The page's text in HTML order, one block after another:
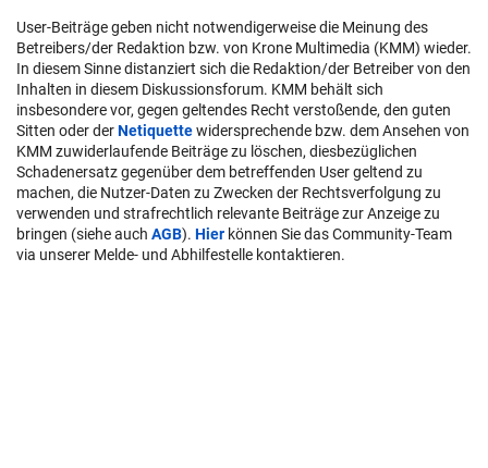
User-Beiträge geben nicht notwendigerweise die Meinung des
Betreibers/der Redaktion bzw. von Krone Multimedia (KMM) wieder.
In diesem Sinne distanziert sich die Redaktion/der Betreiber von den
Inhalten in diesem Diskussionsforum. KMM behält sich
insbesondere vor, gegen geltendes Recht verstoßende, den guten
Sitten oder derNetiquettewidersprechende bzw. dem Ansehen von
KMM zuwiderlaufende Beiträge zu löschen, diesbezüglichen
Schadenersatz gegenüber dem betreffenden User geltend zu
machen, die Nutzer-Daten zu Zwecken der Rechtsverfolgung zu
verwenden und strafrechtlich relevante Beiträge zur Anzeige zu
bringen (siehe auch AGB). Hier können Sie das Community-Team
via unserer Melde- und Abhilfestelle kontaktieren.